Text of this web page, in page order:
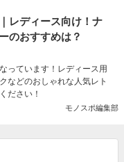
レディース向け！ナ
のおすすめは？
っています！レディース用
などのおしゃれな人気レト
ださい！
モノスポ編集部